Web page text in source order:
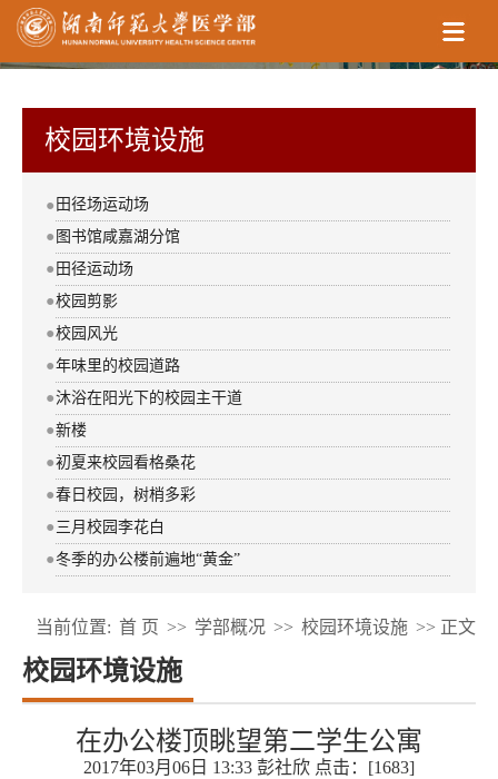
校园环境设施
● 田径场运动场
● 图书馆咸嘉湖分馆
● 田径运动场
●校园剪影
●校园风光
●年味里的校园道路
●沐浴在阳光下的校园主干道
●新楼
●初夏来校园看格桑花
●春日校园，树梢多彩
● 三月校园李花白
●冬季的办公楼前遍地“黄金”
当前位置: 首 页 >> 学部概况 >> 校园环境设施 >> 正文
校园环境设施
在办公楼顶眺望第二学生公寓
2017年03月06日 13:33 彭社欣 点击：[1683]